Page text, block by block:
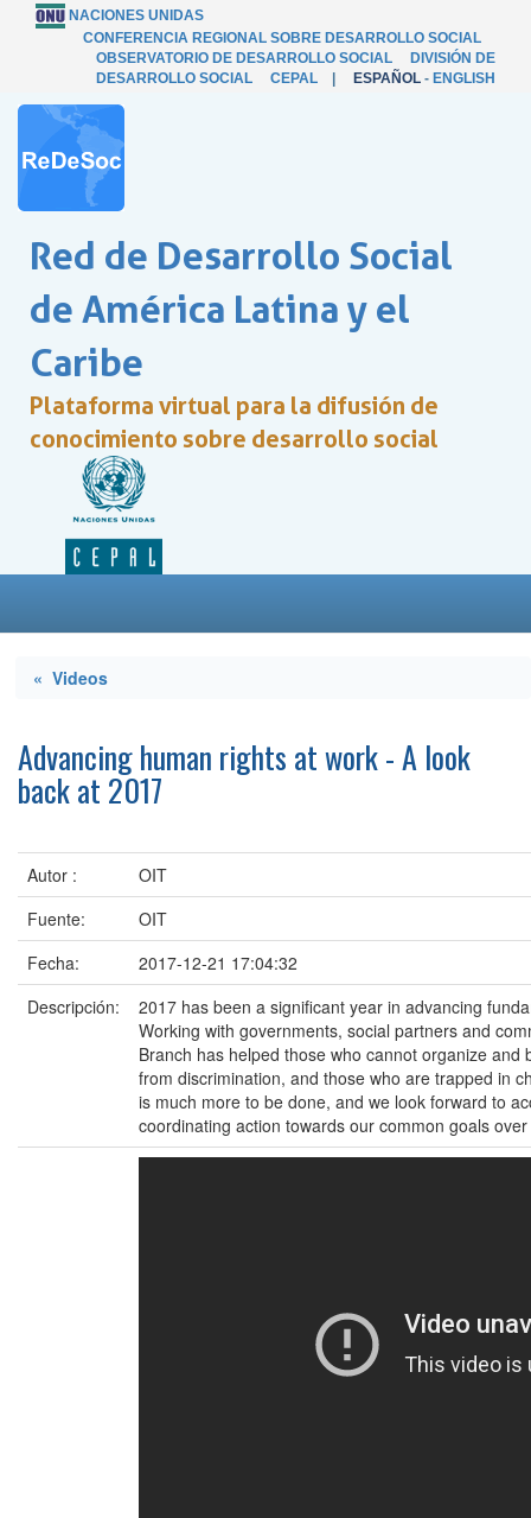
NACIONES UNIDAS
CONFERENCIA REGIONAL SOBRE DESARROLLO SOCIAL
OBSERVATORIO DE DESARROLLO SOCIAL
DIVISIÓN DE
DESARROLLO SOCIAL
CEPAL ESPAÑOL - ENGLISH
Red de Desarrollo Social
de América Latina y el
Caribe
Plataforma virtual para la difusión de
conocimiento sobre desarrollo social
« Videos
Advancing human rights at work - A look
back at 2017
Autor :
OIT
Fuente:
OIT
Fecha:
2017-12-21 17:04:32
Descripción:
2017 has been a significant year in advancing
Working with governments, social partners and
Branch has helped those who cannot organize and
from discrimination, and those who are trapped in
is much more to be done, and we look forward to
coordinating action towards our common goals